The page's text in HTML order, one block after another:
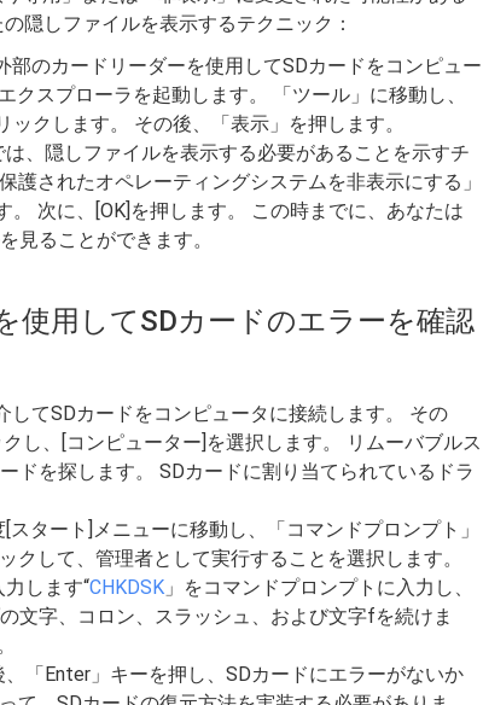
隠しファイルを表示するテクニック：
のカードリーダーを使用してSDカードをコンピュー
クスプローラを起動します。 「ツール」に移動し、
ックします。 その後、「表示」を押します。
、隠しファイルを表示する必要があることを示すチ
護されたオペレーティングシステムを非表示にする」
。 次に、[OK]を押します。 この時までに、あなたは
見ることができます。
使用してSDカードのエラーを確認
てSDカードをコンピュータに接続します。 その
し、[コンピューター]を選択します。 リムーバブルス
ドを探します。 SDカードに割り当てられているドラ
タート]メニューに移動し、「コマンドプロンプト」
クして、管理者として実行することを選択します。
します“CHKDSK 」をコマンドプロンプトに入力し、
文字、​​コロン、スラッシュ、および文字fを続けま
「Enter」キーを押し、SDカードにエラーがないか